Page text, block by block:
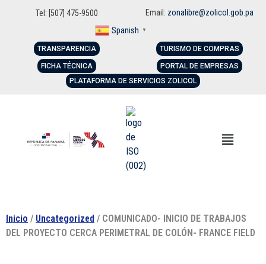
Tel: [507] 475-9500 Email: zonalibre@zolicol.gob.pa
Spanish ▼
TRANSPARENCIA
FICHA TÉCNICA
TURISMO DE COMPRAS
PORTAL DE EMPRESAS
PLATAFORMA DE SERVICIOS ZOLICOL
Inicio / Uncategorized / COMUNICADO- INICIO DE TRABAJOS
DEL PROYECTO CERCA PERIMETRAL DE COLÓN- FRANCE FIELD